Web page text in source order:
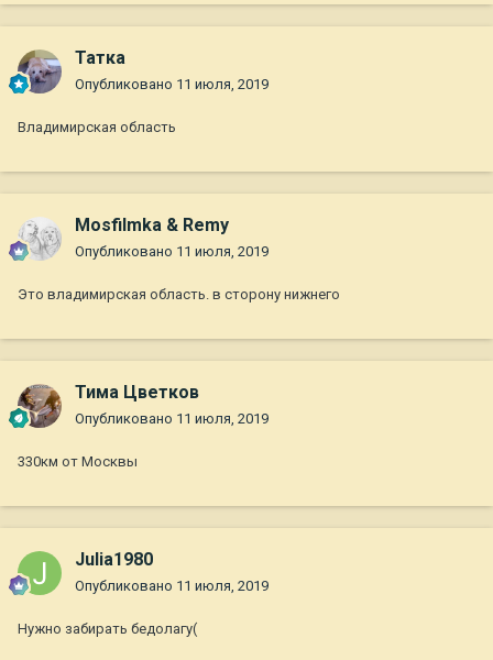
Татка
Опубликовано 11 июля, 2019
Владимирская область
Mosfilmka & Remy
Опубликовано 11 июля, 2019
Это владимирская область. в сторону нижнего
Тима Цветков
Опубликовано 11 июля, 2019
330км от Москвы
Julia1980
Опубликовано 11 июля, 2019
Нужно забирать бедолагу(